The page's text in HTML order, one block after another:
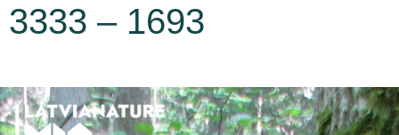
3333 – 1693